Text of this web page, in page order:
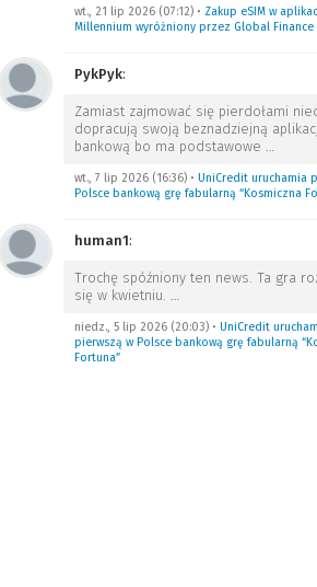
wt., 21 lip 2026 (07:12)• Zakup eSIM w
Millennium wyróżniony przez Global Finance
PykPyk:
Zamiast zajmować się pierdołami
dopracują swoją beznadziejną
bankową bo ma podstawowe …
wt., 7 lip 2026 (16:36)• UniCredit uruchamia
Polsce bankową grę fabularną “Kosmiczna
human1:
Trochę spóźniony ten news. Ta gra
się w kwietniu. …
niedz., 5 lip 2026 (20:03)• UniCredit
pierwszą w Polsce bankową grę fabularną
Fortuna”